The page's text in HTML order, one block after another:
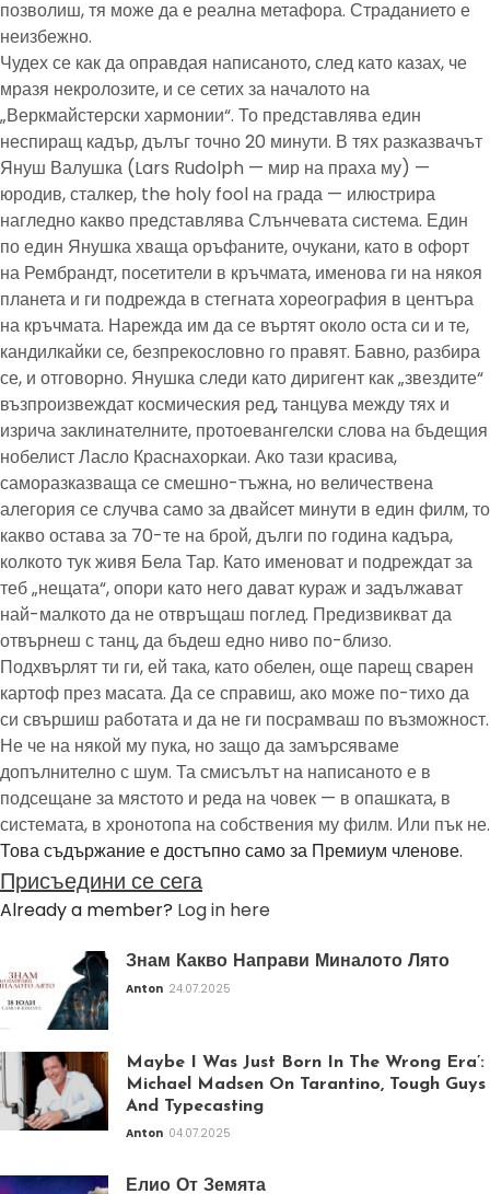
позволиш, тя може да е реална метафора. Страданието е
неизбежно.
Чудех се как да оправдая написаното, след като казах, че
мразя некролозите, и се сетих за началото на
„Веркмайстерски хармонии“. То представлява един
неспиращ кадър, дълъг точно 20 минути. В тях разказвачът
Януш Валушка (Lars Rudolph — мир на праха му) —
юродив, сталкер, the holy fool на града — илюстрира
нагледно какво представлява Слънчевата система. Един
по един Янушка хваща оръфаните, очукани, като в офорт
на Рембрандт, посетители в кръчмата, именова ги на някоя
планета и ги подрежда в стегната хореография в центъра
на кръчмата. Нарежда им да се въртят около оста си и те,
кандилкайки се, безпрекословно го правят. Бавно, разбира
се, и отговорно. Янушка следи като диригент как „звездите“
възпроизвеждат космическия ред, танцува между тях и
изрича заклинателните, протоевангелски слова на бъдещия
нобелист Ласло Краснахоркаи. Ако тази красива,
саморазказваща се смешно-тъжна, но величествена
алегория се случва само за двайсет минути в един филм, то
какво остава за 70-те на брой, дълги по година кадъра,
колкото тук живя Бела Тар. Като именоват и подреждат за
теб „нещата“, опори като него дават кураж и задължават
най-малкото да не отвръщаш поглед. Предизвикват да
отвърнеш с танц, да бъдеш едно ниво по-близо.
Подхвърлят ти ги, ей така, като обелен, още парещ сварен
картоф през масата. Да се справиш, ако може по-тихо да
си свършиш работата и да не ги посрамваш по възможност.
Не че на някой му пука, но защо да замърсяваме
допълнително с шум. Та смисълът на написаното е в
подсещане за мястото и реда на човек — в опашката, в
системата, в хронотопа на собствения му филм. Или пък не.
Това съдържание е достъпно само за Премиум членове.
Присъедини се сега
Already a member? Log in here
Знам Какво Направи Миналото Лято
Anton 24.07.2025
Maybe I Was Just Born In The Wrong Era’:
Michael Madsen On Tarantino, Tough Guys
And Typecasting
Anton 04.07.2025
Елио От Земята